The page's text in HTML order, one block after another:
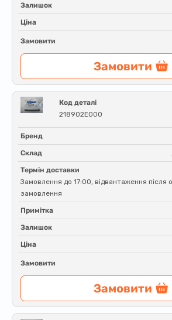
Залишок
Ціна
Замовити
Замовити
Код деталі
218902E000
Бренд
Склад
Термін доставки
Замовлення до 17:00, відвантаження після
замовлення
Примітка
Залишок
Ціна
Замовити
Замовити